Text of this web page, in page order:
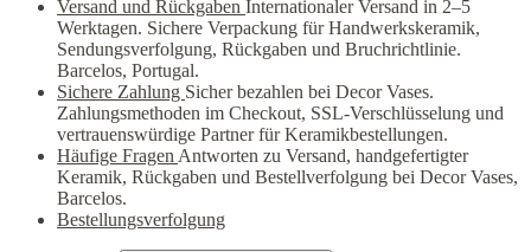
Versand und Rückgaben Internationaler Versand in 2–5
Werktagen. Sichere Verpackung für Handwerkskeramik,
Sendungsverfolgung, Rückgaben und Bruchrichtlinie.
Barcelos, Portugal.
Sichere Zahlung Sicher bezahlen bei Decor Vases.
Zahlungsmethoden im Checkout, SSL-Verschlüsselung und
vertrauenswürdige Partner für Keramikbestellungen.
Häufige Fragen Antworten zu Versand, handgefertigter
Keramik, Rückgaben und Bestellverfolgung bei Decor Vases,
Barcelos.
Bestellungsverfolgung